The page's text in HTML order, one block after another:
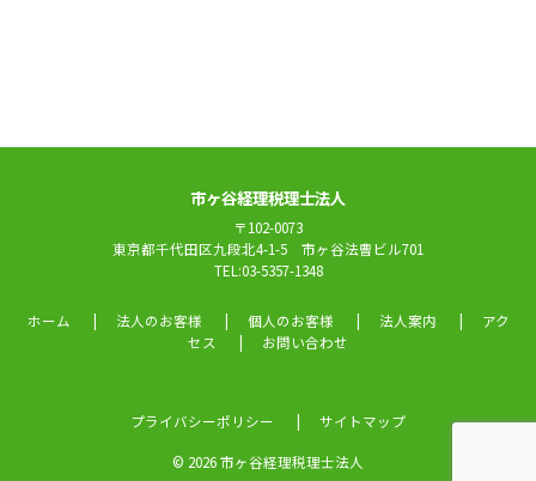
市ヶ谷経理税理士法人
〒102-0073
東京都千代田区九段北4-1-5 市ヶ谷法曹ビル701
TEL:03-5357-1348
ホーム 法人のお客様 個人のお客様 法人案内
アク
セス
お問い合わせ
プライバシーポリシー サイトマップ
© 2026 市ヶ谷経理税理士法人